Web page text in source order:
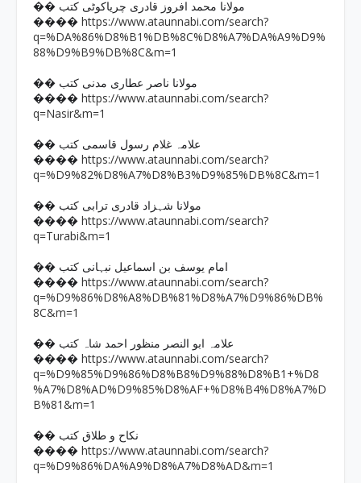
�� مولانا محمد افروز قادری چریاکوٹی کتب
���� https://www.ataunnabi.com/search?
q=%DA%86%D8%B1%DB%8C%D8%A7%DA%A9%D9%
88%D9%B9%DB%8C&m=1
�� مولانا ناصر عطاری مدنی کتب
���� https://www.ataunnabi.com/search?
q=Nasir&m=1
�� علامہ غلام رسول قاسمی کتب
���� https://www.ataunnabi.com/search?
q=%D9%82%D8%A7%D8%B3%D9%85%DB%8C&m=1
�� مولانا شہزاد قادری ترابی کتب
���� https://www.ataunnabi.com/search?
q=Turabi&m=1
�� امام یوسف بن اسماعیل نبہانی کتب
���� https://www.ataunnabi.com/search?
q=%D9%86%D8%A8%DB%81%D8%A7%D9%86%DB%
8C&m=1
�� علامہ ابو النصر منظور احمد شاہ کتب
���� https://www.ataunnabi.com/search?
q=%D9%85%D9%86%D8%B8%D9%88%D8%B1+%D8
%A7%D8%AD%D9%85%D8%AF+%D8%B4%D8%A7%D
B%81&m=1
�� نکاح و طلاق کتب
���� https://www.ataunnabi.com/search?
q=%D9%86%DA%A9%D8%A7%D8%AD&m=1